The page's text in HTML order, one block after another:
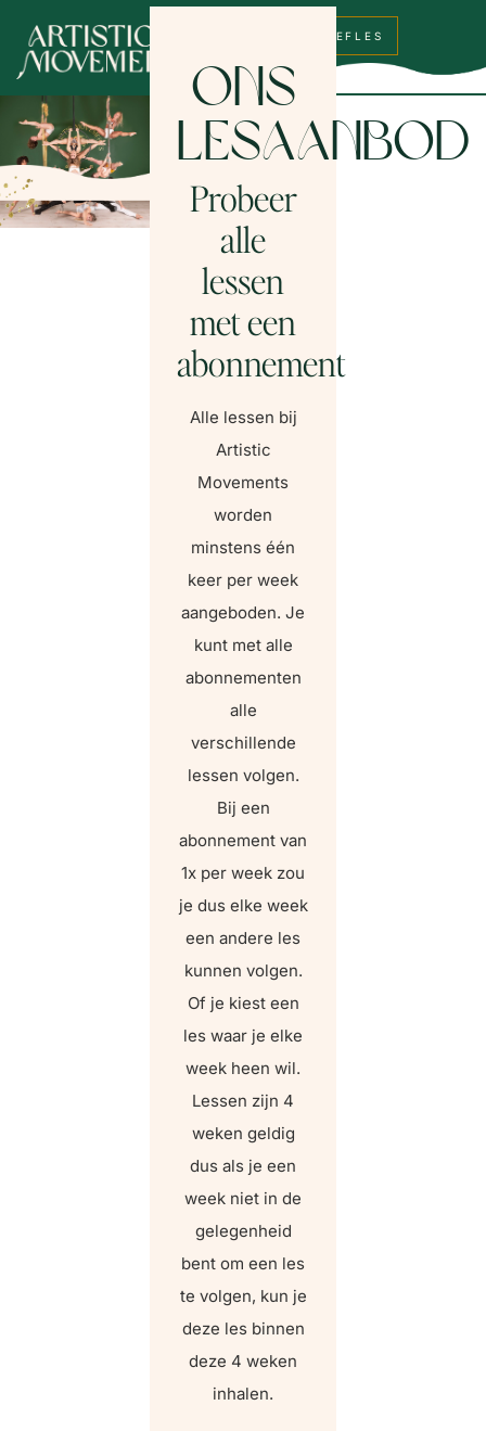
BOEK PROEFLES
Ons
Lesaanbod
Probeer
alle
lessen
met een
abonnement
Alle lessen bij
Artistic
Movements
worden
minstens één
keer per week
aangeboden. Je
kunt met alle
abonnementen
alle
verschillende
lessen volgen.
Bij een
abonnement van
1x per week zou
je dus elke week
een andere les
kunnen volgen.
Of je kiest een
les waar je elke
week heen wil.
Lessen zijn 4
weken geldig
dus als je een
week niet in de
gelegenheid
bent om een les
te volgen, kun je
deze les binnen
deze 4 weken
inhalen.